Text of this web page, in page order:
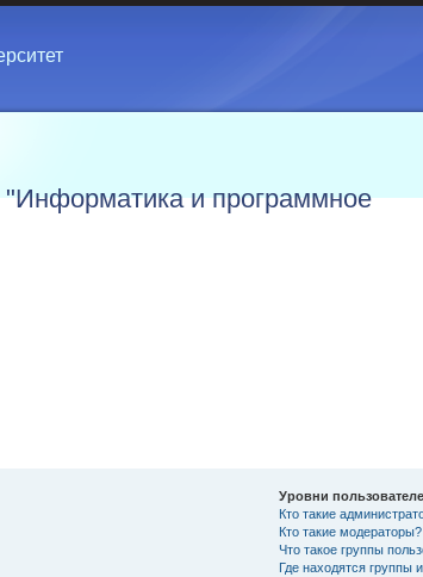
и программное
Уровни
Кто такие
Кто такие модераторы?
Что такое группы
Где находятся группы